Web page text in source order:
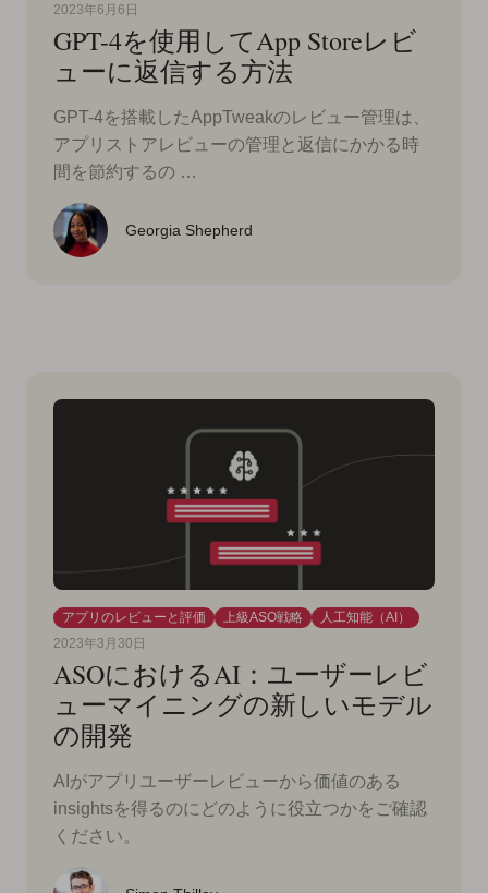
2023年6月6日
GPT-4を使用してApp Storeレビ
ューに返信する方法
GPT-4を搭載したAppTweakのレビュー管理は、
アプリストアレビューの管理と返信にかかる時
間を節約するの …
Georgia Shepherd
アプリのレビューと評価 上級ASO戦略
人工知能（AI）
2023年3月30日
ASOにおけるAI：ユーザーレビ
ューマイニングの新しいモデル
の開発
AIがアプリユーザーレビューから価値のある
insightsを得るのにどのように役立つかをご確認
ください。